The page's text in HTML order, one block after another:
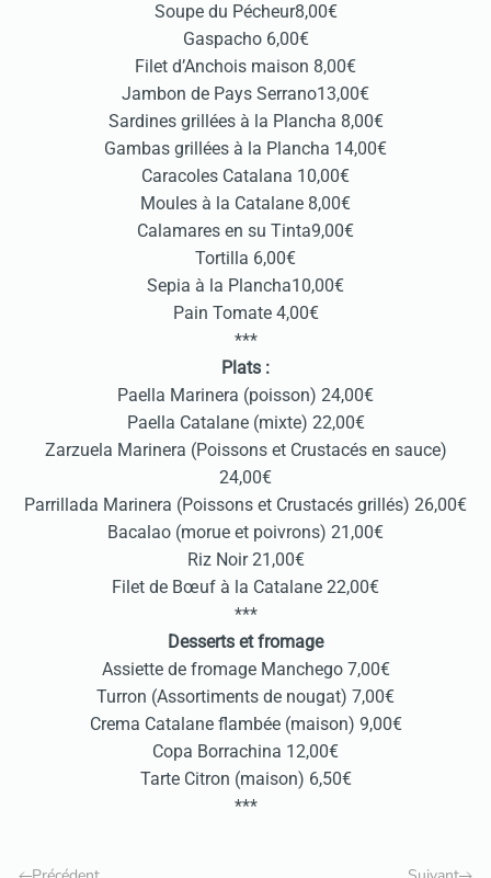
Soupe du Pécheur8,00€
Gaspacho 6,00€
Filet d’Anchois maison 8,00€
Jambon de Pays Serrano13,00€
Sardines grillées à la Plancha 8,00€
Gambas grillées à la Plancha 14,00€
Caracoles Catalana 10,00€
Moules à la Catalane 8,00€
Calamares en su Tinta9,00€
Tortilla 6,00€
Sepia à la Plancha10,00€
Pain Tomate 4,00€
***
Plats :
Paella Marinera (poisson) 24,00€
Paella Catalane (mixte) 22,00€
Zarzuela Marinera (Poissons et Crustacés en sauce)
24,00€
Parrillada Marinera (Poissons et Crustacés grillés) 26,00€
Bacalao (morue et poivrons) 21,00€
Riz Noir 21,00€
Filet de Bœuf à la Catalane 22,00€
***
Desserts et fromage
Assiette de fromage Manchego 7,00€
Turron (Assortiments de nougat) 7,00€
Crema Catalane flambée (maison) 9,00€
Copa Borrachina 12,00€
Tarte Citron (maison) 6,50€
***